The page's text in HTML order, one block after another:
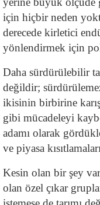
için hiçbir neden
derecede kirletici
yönlendirmek için
Daha sürdürülebilir
değildir;
ikisinin birbirine
gibi mücadeleyi
adamı olarak
ve piyasa
Kesin olan bir şey
olan özel çıkar